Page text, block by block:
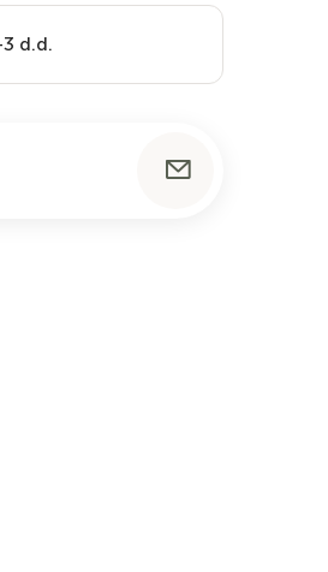
d.d.